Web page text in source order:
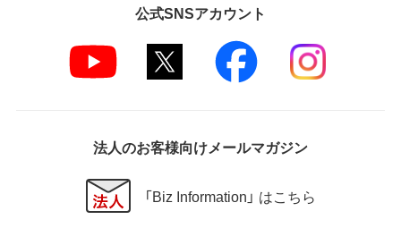
公式SNSアカウント
法人のお客様向けメールマガジン
「Biz Information」 はこちら